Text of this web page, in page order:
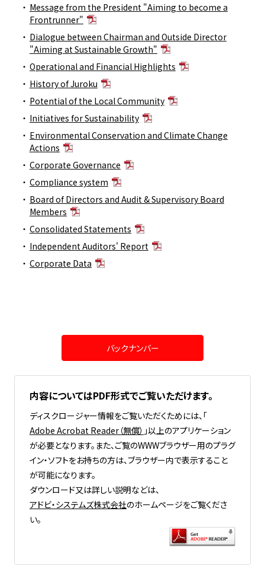
Message from the President "Aiming to become a
Frontrunner"
Dialogue between Chairman and Outside Director
"Aiming at Sustainable Growth"
Operational and Financial Highlights
History of Juroku
Potential of the Local Community
Initiatives for Sustainability
Environmental Conservation and Climate Change
Actions
Corporate Governance
Compliance system
Board of Directors and Audit & Supervisory Board
Members
Consolidated Statements
Independent Auditors' Report
Corporate Data
バックナンバー
内容についてはPDF形式でご覧いただけます。
ディスクロージャー情報をご覧いただくためには、「
Adobe Acrobat Reader（無償） 」以上のアプリケーション
が必要となります。また、ご覧のWWWブラウザー用のプラグ
イン・ソフトをお持ちの方は、ブラウザー内で表示すること
が可能になります。
ダウンロード又は詳しい説明などは、
アドビ・システムズ株式会社のホームページをご覧くださ
い。